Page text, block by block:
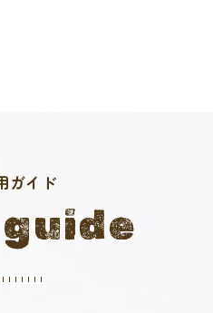
ガイド